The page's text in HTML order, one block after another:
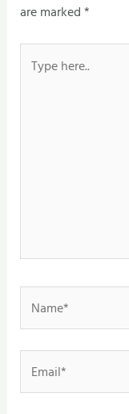
are marked*
here..
Name*
Email*